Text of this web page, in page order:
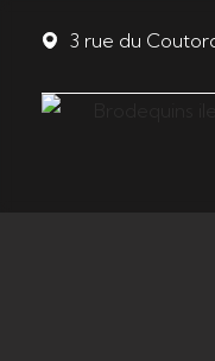
3 rue du